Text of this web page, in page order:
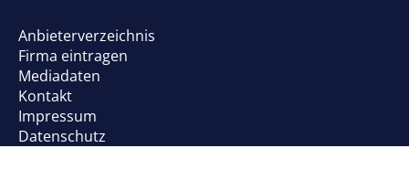
Anbieterverzeichnis
Firma eintragen
Mediadaten
Kontakt
Impressum
Datenschutz